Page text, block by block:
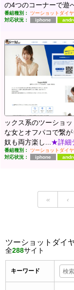
の4つのコーナーで遊
番組種別：
ツーショットダイ
対応状況：
iphone
ックス系のツーショ
な女とオフパコで繋
奴も両方楽し... ★詳細
番組種別：
ツーショットダイ
対応状況：
iphone
« ‹
ツーショットダイ
全288サイト
キーワード